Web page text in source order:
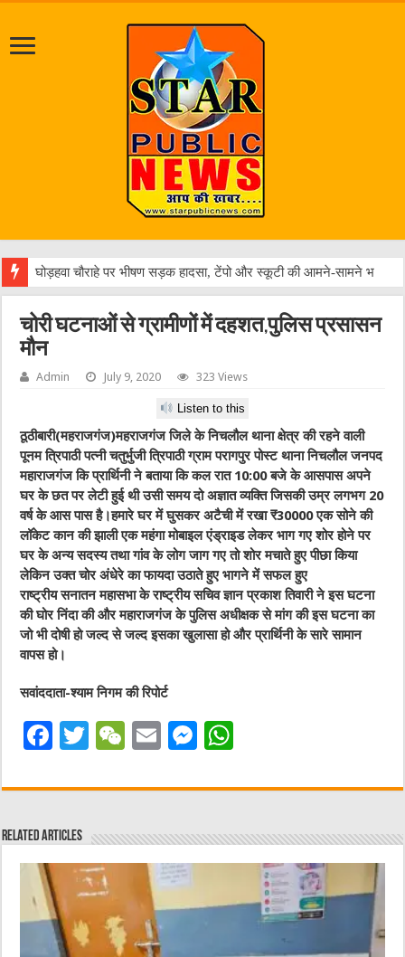
विकसि
चोरी घटनाओं से ग्रामीणों में दहशत,पुलिस प्रसासन
मौन
Admin July 9, 2020 323 Views
Listen to this
ठूठीबारी(महराजगंज)महराजगंज जिले के निचलौल थाना क्षेत्र की रहने वाली
पूनम त्रिपाठी पत्नी चतुर्भुजी त्रिपाठी ग्राम परागपुर पोस्ट थाना निचलौल जनपद
महाराजगंज कि प्रार्थिनी ने बताया कि कल रात 10:00 बजे के आसपास अपने
घर के छत पर लेटी हुई थी उसी समय दो अज्ञात व्यक्ति जिसकी उम्र लगभग 20
वर्ष के आस पास है।हमारे घर में घुसकर अटैची में रखा ₹30000 एक सोने की
लॉकेट कान की झाली एक महंगा मोबाइल एंड्राइड लेकर भाग गए शोर होने पर
घर के अन्य सदस्य तथा गांव के लोग जाग गए तो शोर मचाते हुए पीछा किया
लेकिन उक्त चोर अंधेरे का फायदा उठाते हुए भागने में सफल हुए
राष्ट्रीय सनातन महासभा के राष्ट्रीय सचिव ज्ञान प्रकाश तिवारी ने इस घटना
की घोर निंदा की और महाराजगंज के पुलिस अधीक्षक से मांग की इस घटना का
जो भी दोषी हो जल्द से जल्द इसका खुलासा हो और प्रार्थिनी के सारे सामान
वापस हो।
सवांददाता-श्याम निगम की रिपोर्ट
F
c
e
b
o
o
k
T
it
r
W
C
at
E
ai
M
ss
n
er
at
A
p
Related Articles